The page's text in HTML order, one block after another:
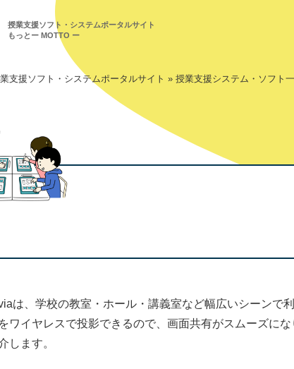
授業⽀援ソフト・システムポータルサイト
もっとー MOTTO ー
支援ソフト・システムポータルサイト » 授業支援システム・ソフト
は、学校の教室・ホール・講義室など幅広いシーンで
ワイヤレスで投影できるので、画面共有がスムーズに
します。